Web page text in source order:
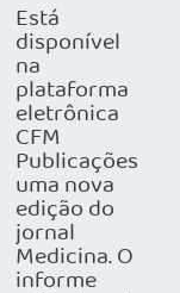
Está
disponível
na
plataforma
eletrônica
CFM
Publicações
uma nova
edição do
jornal
Medicina. O
informe